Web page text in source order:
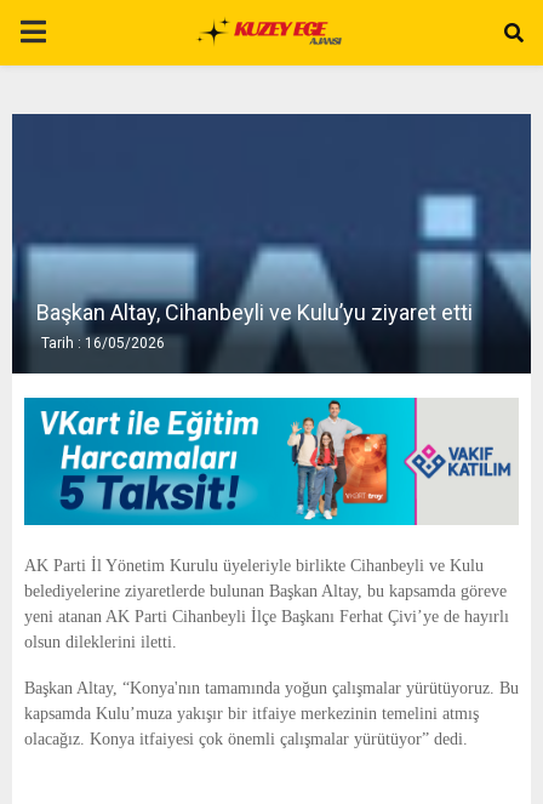
P
A
E
N
U
Başkan Altay, Cihanbeyli ve Kulu’yu ziyaret etti
Tarih : 16/05/2026
AK Parti İl Yönetim Kurulu üyeleriyle birlikte Cihanbeyli ve Kulu
belediyelerine ziyaretlerde bulunan Başkan Altay, bu kapsamda göreve
yeni atanan AK Parti Cihanbeyli İlçe Başkanı Ferhat Çivi’ye de hayırlı
olsun dileklerini iletti.
Başkan Altay, “Konya'nın tamamında yoğun çalışmalar yürütüyoruz. Bu
kapsamda Kulu’muza yakışır bir itfaiye merkezinin temelini atmış
olacağız. Konya itfaiyesi çok önemli çalışmalar yürütüyor” dedi.